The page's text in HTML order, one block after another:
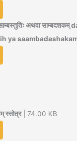
अथवा
ya
स्तोत्र| 74.00 KB